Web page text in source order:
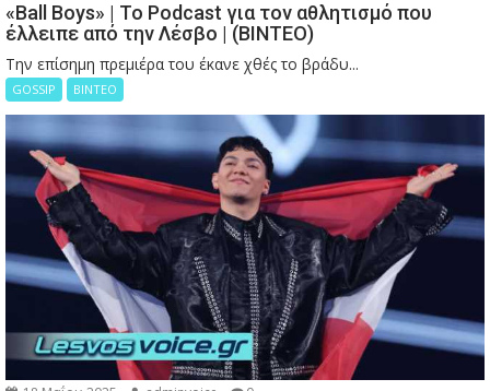
«Ball Boys» | Το Podcast για τον αθλητισμό που
έλλειπε από την Λέσβο | (ΒΙΝΤΕΟ)
Την επίσημη πρεμιέρα του έκανε χθές το βράδυ...
GOSSIP ΒΙΝΤΕΟ